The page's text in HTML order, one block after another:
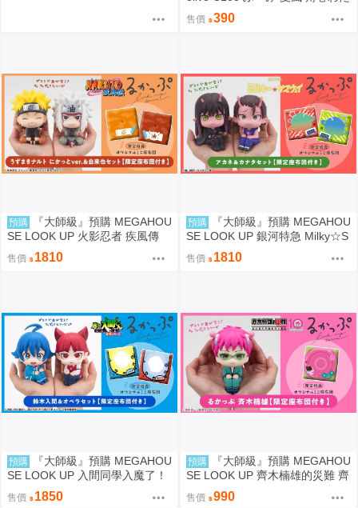
角卷綿芽 watame
售價 390
預購
『大師級』預購 MEGAHOU
SE LOOK UP 火影忍者 疾風傳
漩渦鳴人＆自來也 套組 附特典
售價 1810
預購
『大師級』預購 MEGAHOU
SE LOOK UP 銀河特急 Milky☆S
ubway 朱音＆鐵多 套組 附特典
售價 1810
預購
『大師級』預購 MEGAHOU
SE LOOK UP 入間同學入魔了！
鈴木入間＆歐佩拉 套組 附特典
售價 1850
預購
『大師級』預購 MEGAHOU
SE LOOK UP 齊木楠雄的災難 齊
木楠雄 套組 附特典
售價 990